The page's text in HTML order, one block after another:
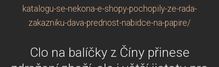
katalogu-se-nekona-e-shopy-pochopily-ze-rada-
zakazniku-dava-prednost-nabidce-na-papire/
Clo na balíčky z Číny přinese